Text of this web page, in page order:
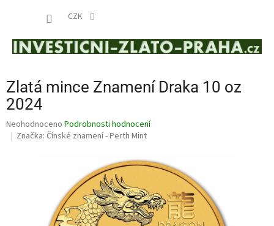
CZK
Zlatá mince Znamení Draka 10 oz
2024
Průměrné
hodnocení
Neohodnoceno Podrobnosti hodnocení
Značka: Čínské znamení - Perth Mint